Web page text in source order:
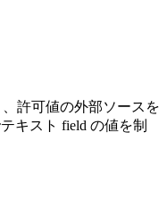
許可値の外部ソースを
キスト field の値を制